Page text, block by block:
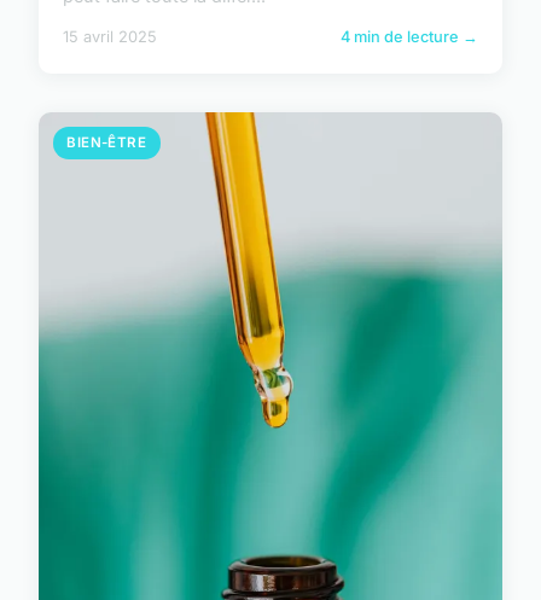
15 avril 2025 4 min de lecture →
BIEN-ÊTRE